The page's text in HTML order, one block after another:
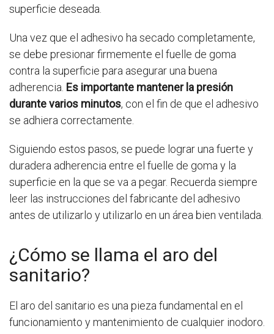
superficie deseada.
Una vez que el adhesivo ha secado completamente,
se debe presionar firmemente el fuelle de goma
contra la superficie para asegurar una buena
adherencia. Es importante mantener la presión
durante varios minutos, con el fin de que el adhesivo
se adhiera correctamente.
Siguiendo estos pasos, se puede lograr una fuerte y
duradera adherencia entre el fuelle de goma y la
superficie en la que se va a pegar. Recuerda siempre
leer las instrucciones del fabricante del adhesivo
antes de utilizarlo y utilizarlo en un área bien ventilada.
¿Cómo se llama el aro del
sanitario?
El aro del sanitario es una pieza fundamental en el
funcionamiento y mantenimiento de cualquier inodoro.